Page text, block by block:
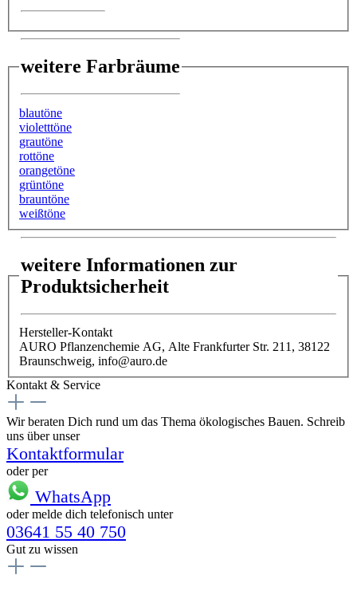
weitere Farbräume
blautöne
violetttöne
grautöne
rottöne
orangetöne
grüntöne
brauntöne
weißtöne
weitere Informationen zur
Produktsicherheit
Hersteller-Kontakt
AURO Pflanzenchemie AG, Alte Frankfurter Str. 211, 38122
Braunschweig, info@auro.de
Kontakt & Service
Wir beraten Dich rund um das Thema ökologisches Bauen. Schreib
uns über unser
Kontaktformular
oder per
WhatsApp
oder melde dich telefonisch unter
03641 55 40 750
Gut zu wissen